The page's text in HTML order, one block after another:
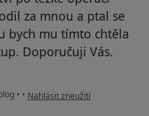
za mnou a ptal se
bych mu tímto chtěla
Doporučuji Vás.
• • podle názoru uživatele Váš
Nahlásit zneužití